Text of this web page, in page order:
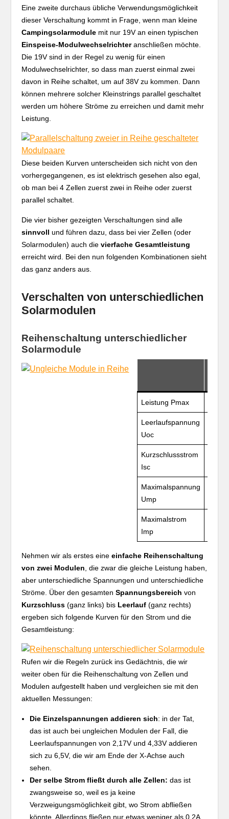
Eine zweite durchaus übliche Verwendungsmöglichkeit
dieser Verschaltung kommt in Frage, wenn man kleine
Campingsolarmodule mit nur 19V an einen typischen
Einspeise-Modulwechselrichteranschließen möchte.
Die 19V sind in der Regel zu wenig für einen
Modulwechselrichter, so dass man zuerst einmal zwei
davon in Reihe schaltet, um auf 38V zu kommen. Dann
können mehrere solcher Kleinstrings parallel geschaltet
werden um höhere Ströme zu erreichen und damit mehr
Leistung.
Diese beiden Kurven unterscheiden sich nicht von den
vorhergegangenen, es ist elektrisch gesehen also egal,
ob man bei 4 Zellen zuerst zwei in Reihe oder zuerst
parallel schaltet.
Die vier bisher gezeigten Verschaltungen sind alle
sinnvoll und führen dazu, dass bei vier Zellen (oder
Solarmodulen) auch dievierfache Gesamtleistung
erreicht wird. Bei den nun folgenden Kombinationen sieht
das ganz anders aus.
Verschalten von unterschiedlichen
Solarmodulen
Reihenschaltung unterschiedlicher
Solarmodule
Leistung Pmax
Leerlaufspannung
Uoc
Kurzschlussstrom
Isc
Maximalspannung
Ump
Maximalstrom
Imp
Nehmen wir als erstes eineeinfache Reihenschaltung
von zwei Modulen , die zwar die gleiche Leistung haben,
aber unterschiedliche Spannungen und unterschiedliche
Ströme. Über den gesamtenSpannungsbereich von
Kurzschluss (ganz links) bis Leerlauf (ganz rechts)
ergeben sich folgende Kurven für den Strom und die
Gesamtleistung:
Rufen wir die Regeln zurück ins Gedächtnis, die wir
weiter oben für die Reihenschaltung von Zellen und
Modulen aufgestellt haben und vergleichen sie mit den
aktuellen Messungen:
Die Einzelspannungen addieren sich: in der Tat,
das ist auch bei ungleichen Modulen der Fall, die
Leerlaufspannungen von 2,17V und 4,33V addieren
sich zu 6,5V, die wir am Ende der X-Achse auch
sehen.
Der selbe Strom fließt durch alle Zellen: das ist
zwangsweise so, weil es ja keine
Verzweigungsmöglichkeit gibt, wo Strom abfließen
könnte. Allerdings fließen nur etwas weniger als 0,2A,